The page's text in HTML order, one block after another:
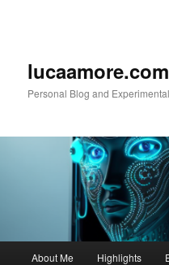
lucaamore.com
Personal Blog and
About Me Highlights